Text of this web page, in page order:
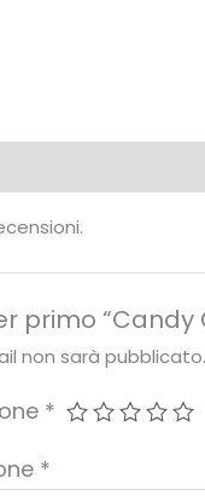
primo
non sarà pubblicato.
*
*